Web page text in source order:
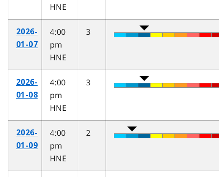
HNE
2026-
01-07
4:00
pm
HNE
3
2026-
01-08
4:00
pm
HNE
3
2026-
01-09
4:00
pm
HNE
2